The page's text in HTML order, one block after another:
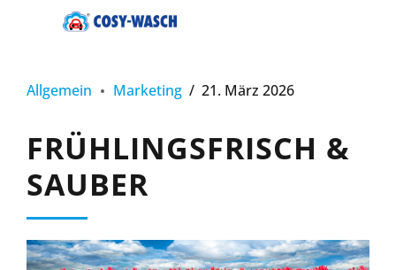
Allgemein Marketing 21. März 2026
FRÜHLINGSFRISCH &
SAUBER